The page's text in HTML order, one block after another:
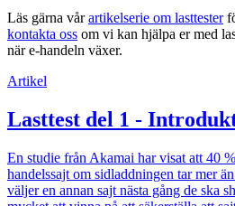
Läs gärna vårartikelserie om lasttester
kontakta oss om vi kan hjälpa er med
när e-handeln växer.
Artikel
Lasttest del 1 -
En studie från Akamai har visat att 40
handelssajt om sidladdningen tar mer
väljer en annan sajt nästa gång de ska